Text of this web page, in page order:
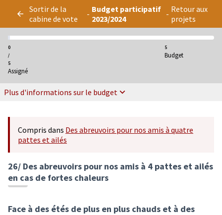
Sortir de la
cabine de vote
- Budget participatif
2023/2024
- Retour aux
projets
0
/
5
Assigné
5
Budget
Plus d'informations sur le budget
Compris dans Des abreuvoirs pour nos amis à quatre
pattes et ailés
26/ Des abreuvoirs pour nos amis à 4 pattes et ailés
en cas de fortes chaleurs
Face à des étés de plus en plus chauds et à des
Panneau de gestion des cookies